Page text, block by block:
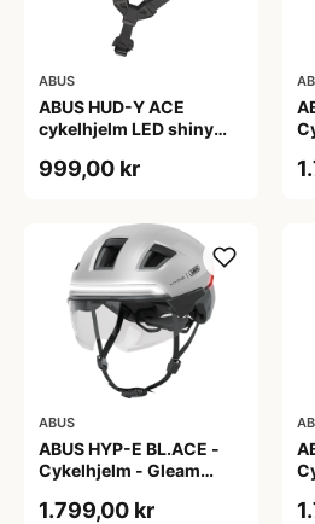
ABUS
ABUS HUD-Y ACE
cykelhjelm LED shiny
999,00 kr
ABUS
ABUS HYP-E BL.ACE -
Cykelhjelm - Gleam
1.799,00 kr